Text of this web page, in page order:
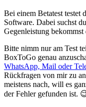
Bei einem Betatest
Software. Dabei suchst
Gegenleistung bekommst
Bitte nimm nur am Test
BoxToGo genau
WhatsApp, Mail oder
Rückfragen von mir zu
meistens nach, will es
der Fehler gefunden ist.